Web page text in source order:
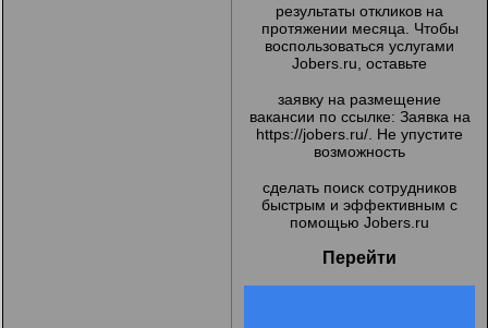
результаты откликов на
протяжении месяца. Чтобы
воспользоваться услугами
Jobers.ru, оставьте
заявку на размещение
вакансии по ссылке: Заявка на
https://jobers.ru/. Не упустите
возможность
сделать поиск сотрудников
быстрым и эффективным с
помощью Jobers.ru
Перейти